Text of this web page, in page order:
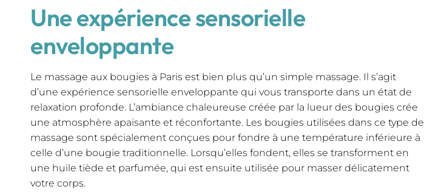
Une expérience sensorielle
enveloppante
Le massage aux bougies à Paris est bien plus qu’un simple massage. Il s’agit
d’une expérience sensorielle enveloppante qui vous transporte dans un état de
relaxation profonde. L’ambiance chaleureuse créée par la lueur des bougies crée
une atmosphère apaisante et réconfortante. Les bougies utilisées dans ce type de
massage sont spécialement conçues pour fondre à une température inférieure à
celle d’une bougie traditionnelle. Lorsqu’elles fondent, elles se transforment en
une huile tiède et parfumée, qui est ensuite utilisée pour masser délicatement
votre corps.